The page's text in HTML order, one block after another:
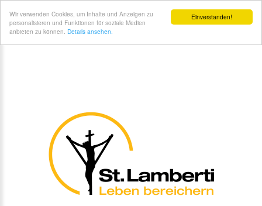
Einverstanden!
Wir verwenden Cookies, um Inhalte und Anzeigen zu
personalisieren und Funktionen für soziale Medien
anbieten zu können. Details ansehen.